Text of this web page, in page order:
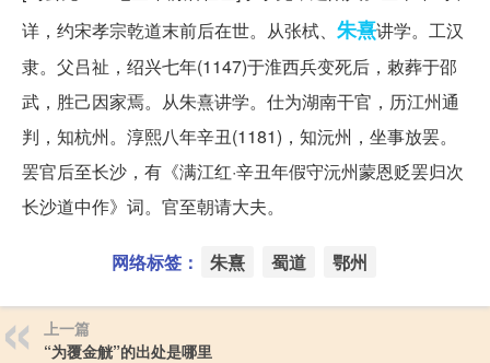
详，约宋孝宗乾道末前后在世。从张栻、 朱熹讲学。工汉
隶。父吕祉，绍兴七年(1147)于淮西兵变死后，敕葬于邵
武，胜己因家焉。从朱熹讲学。仕为湖南干官，历江州通
判，知杭州。淳熙八年辛丑(1181)，知沅州，坐事放罢。
罢官后至长沙，有《满江红·辛丑年假守沅州蒙恩贬罢归次
长沙道中作》词。官至朝请大夫。
网络标签： 朱熹 蜀道 鄂州
上一篇
“为覆金觥”的出处是哪里